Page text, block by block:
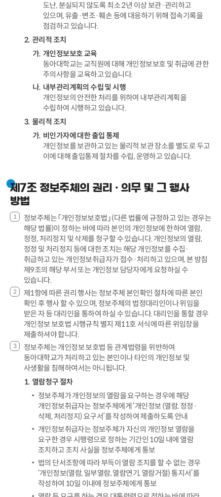
도난, 분실되지 않도록 최소 2년 이상 보관·관리하고
있으며, 유출·변조·훼손 등에 대응하기 위해 접속기록을
점검하고 있습니다.
관리적 조치
개인정보보호 교육
동아대학교는 교직원에 대해 개인정보보호 및 취급에 관한
주의사항을 교육하고 있습니다.
내부관리계획의 수립 및 시행
개인정보의 안전한 처리를 위하여 내부관리계획을
수립하여 시행하고 있습니다.
물리적 조치
비인가자에 대한 출입 통제
개인정보를 보관하고 있는 물리적 보관 장소를 별도로 두고
이에 대해 출입통제 절차를 수립, 운영하고 있습니다.
제7조 정보주체의 권리 · 의무 및 그 행사
방법
정보주체는 「개인정보보호법」 (다른 법률에 규정하고 있는 경우는
해당 법률)이 정하는 바에 따라 본인의 개인정보에 한하여 열람,
정정, 처리정지 및 삭제를 청구할 수 있습니다. 개인정보의 열람,
정정 및 처리정지 등에 대한 조치는 해당 개인정보를 수집·
취급하고 있는 개인정보취급자가 접수·처리하고 있으며, 본 방침
제9조의 해당 부서 또는 개인정보 담당자에게 요청하실 수
있습니다.
제1항에 따른 권리 행사는 정보주체 본인확인 절차에 따른 본인
확인 후 행사 할 수 있으며, 정보주체의 법정대리인이나 위임을
받은 자 등 대리인을 통하여 하실 수 있습니다. 대리인을 통할 경우
개인정보 보호법 시행규칙 별지 제11호 서식에 따른 위임장을
제출하셔야 합니다.
정보주체는 개인정보 보호법 등 관계법령을 위반하여
동아대학교가 처리하고 있는 본인이나 타인의 개인정보 및
사생활을 침해하여서는 아니됩니다.
열람청구 절차
정보주체가 개인정보의 열람을 요구하는 경우에 해당
개인정보취급자는 정보주체에게 ‘개인정보 (열람, 정정·
삭제, 처리정지) 요구서’를 작성하여 제출하도록 안내
개인정보취급자는 정보주체가 자신의 개인정보 열람을
요구한 경우 시행령으로 정하는 기간인 10일 내에 열람
조치하고 조치 사실을 정보주체에게 통보
법의 단서조항에 따라 부득이 열람 조치를 할 수 없는 경우
‘개인정보(열람, 일부열람, 열람연기, 열람거절) 통지서’를
작성하여 10일 이내에 정보주체에게 통보